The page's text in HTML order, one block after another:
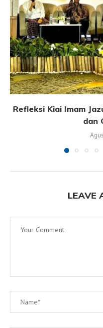
Refleksi Kiai Imam
dan
LEAVE